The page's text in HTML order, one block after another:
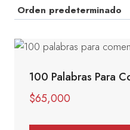
100 Palabras Para
$65,000